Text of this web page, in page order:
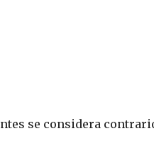
se considera